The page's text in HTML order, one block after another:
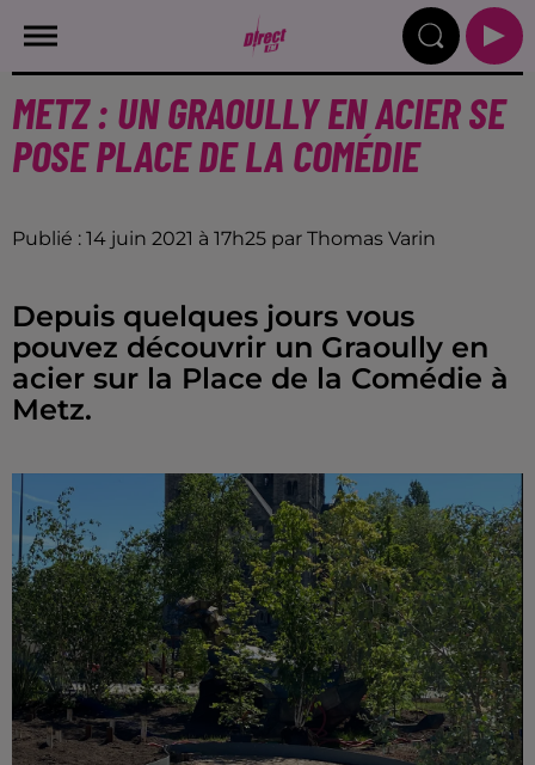
METZ : UN GRAOULLY EN ACIER SE
POSE PLACE DE LA COMÉDIE
Publié : 14 juin 2021 à 17h25 par Thomas Varin
Depuis quelques jours vous
pouvez découvrir un Graoully en
acier sur la Place de la Comédie à
Metz.